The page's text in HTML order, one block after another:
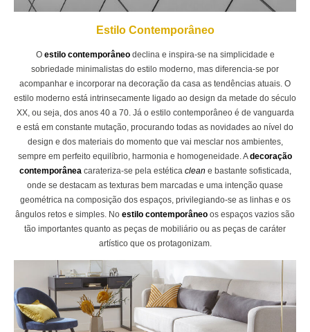
Estilo Contemporâneo
O estilo contemporâneo declina e inspira-se na simplicidade e
sobriedade minimalistas do estilo moderno, mas diferencia-se por
acompanhar e incorporar na decoração da casa as tendências atuais. O
estilo moderno está intrinsecamente ligado ao design da metade do século
XX, ou seja, dos anos 40 a 70. Já o estilo contemporâneo é de vanguarda
e está em constante mutação, procurando todas as novidades ao nível do
design e dos materiais do momento que vai mesclar nos ambientes,
sempre em perfeito equilíbrio, harmonia e homogeneidade. Adecoração
contemporâneacarateriza-se pela estética clean e bastante sofisticada,
onde se destacam as texturas bem marcadas e uma intenção quase
geométrica na composição dos espaços, privilegiando-se as linhas e os
ângulos retos e simples. No estilo contemporâneo os espaços vazios são
tão importantes quanto as peças de mobiliário ou as peças de caráter
artístico que os protagonizam.